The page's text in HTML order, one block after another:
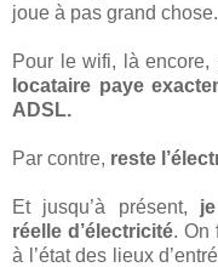
joue à pas grand
Pour le wifi, là encore,
locataire paye
ADSL.
Par contre, reste
Et jusqu’à présent,
réelle d’électricité. On
à l’état des lieux